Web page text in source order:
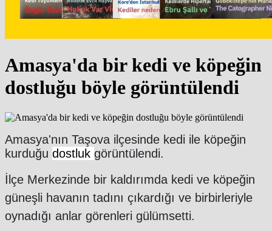
Amasya'da bir kedi ve köpeğin
dostluğu böyle görüntülendi
Amasya'nın Taşova ilçesinde kedi ile köpeğin
kurduğu dostluk görüntülendi.
İlçe Merkezinde bir kaldırımda kedi ve köpeğin
güneşli havanın tadını çıkardığı ve birbirleriyle
oynadığı anlar görenleri gülümsetti.